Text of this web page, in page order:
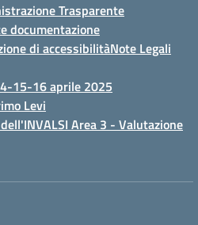
Trasparente
documentazione
di accessibilitàNote Legali
15-16 aprile 2025
Levi
Area 3 - Valutazione